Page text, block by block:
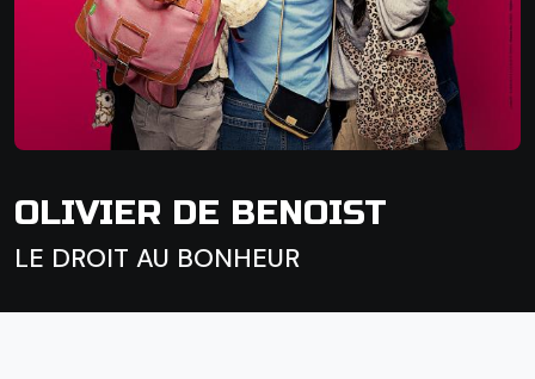
OLIVIER DE BENOIST
LE DROIT AU BONHEUR